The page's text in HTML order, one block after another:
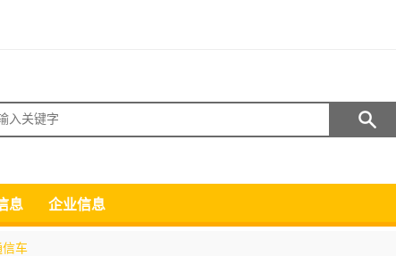
索
息 企业信息
信车